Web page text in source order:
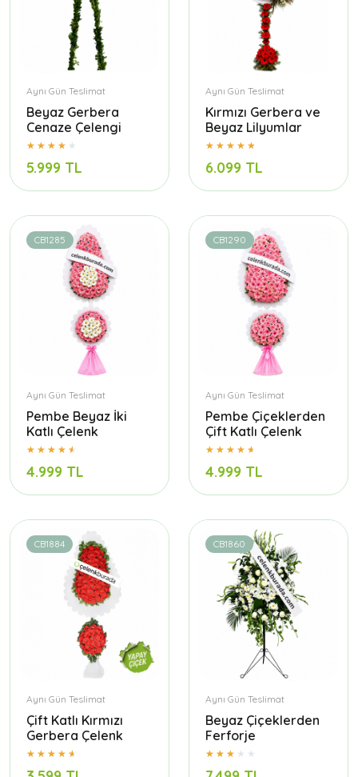
Aynı Gün Teslimat
Beyaz Gerbera
Cenaze Çelengi
5.999 TL
Aynı Gün Teslimat
Kırmızı Gerbera ve
Beyaz Lilyumlar
6.099 TL
CB1285
Aynı Gün Teslimat
Pembe Beyaz İki
Katlı Çelenk
4.999 TL
CB1290
Aynı Gün Teslimat
Pembe Çiçeklerden
Çift Katlı Çelenk
4.999 TL
CB1884
Aynı Gün Teslimat
Çift Katlı Kırmızı
Gerbera Çelenk
CB1860
Aynı Gün Teslimat
Beyaz Çiçeklerden
Ferforje